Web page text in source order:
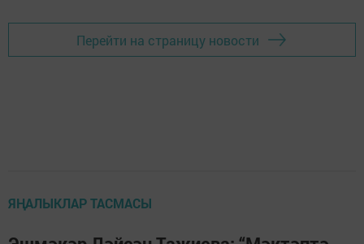
Перейти на страницу новости
ЯҢАЛЫКЛАР ТАСМАСЫ